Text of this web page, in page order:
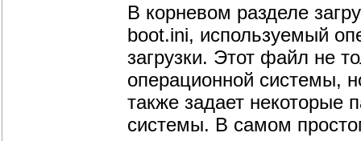
В корневом разделе
boot.ini, используемый
загрузки. Этот файл не
операционной системы,
также задает некоторые
системы. В самом